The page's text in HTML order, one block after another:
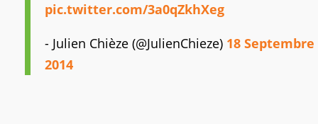
pic.twitter.com/3a0qZkhXeg
- Julien Chièze (@JulienChieze) 18 Septembre
2014